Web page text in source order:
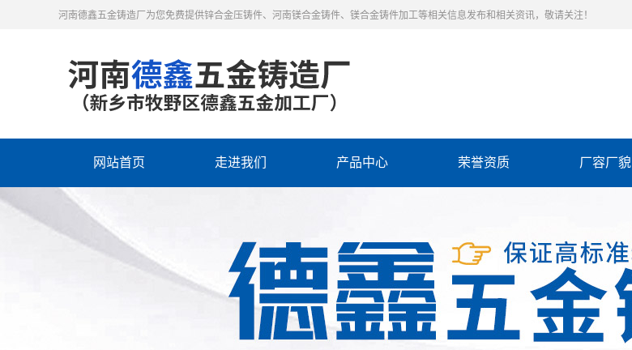
河南德鑫五金铸造厂为您免费提供锌合金压铸件、河南镁合金铸件、镁合金铸件加工等相关信息发布和相关资讯，敬请关注！
网站首页 走进我们 产品中心 荣誉资质 厂容厂貌